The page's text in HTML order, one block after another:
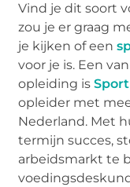
Vind je dit soort
zou je er graag
je kijken of een
voor je is. Een
opleiding is
opleider met
Nederland. Met
termijn succes,
arbeidsmarkt te